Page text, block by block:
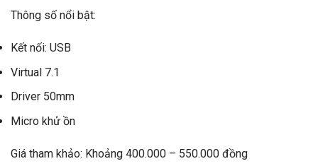
Thông số nổi bật:
Kết nối: USB
Virtual 7.1
Driver 50mm
Micro khử ồn
Giá tham khảo: Khoảng 400.000 – 550.000 đồng